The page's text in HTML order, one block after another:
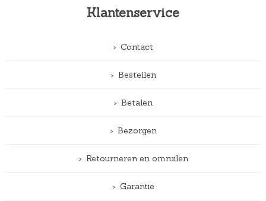
Klantenservice
Contact
Bestellen
Betalen
Bezorgen
Retourneren en omruilen
Garantie